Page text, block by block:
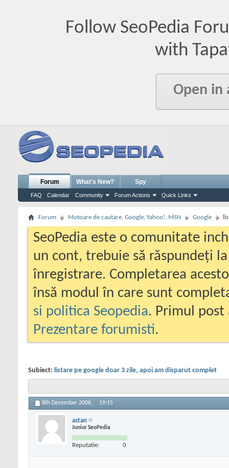
Follow SeoPedia
with
Open in
Forum
FAQ Calendar Community Forum Actions Quick Links
What's New? Spy
Forum Motoare de cautare. Google, Yahoo!, MSN Google
SeoPedia este o comunitate
un cont, trebuie să răspundeți
înregistrare. Completarea
însă modul în care sunt
si politica Seopedia. Primul
Prezentare forumisti.
Subiect: listare pe google doar 3 zile, apoi am disparut complet
8th December 2006, 19:15
astan
Junior SeoPedia
Reputatie: 0